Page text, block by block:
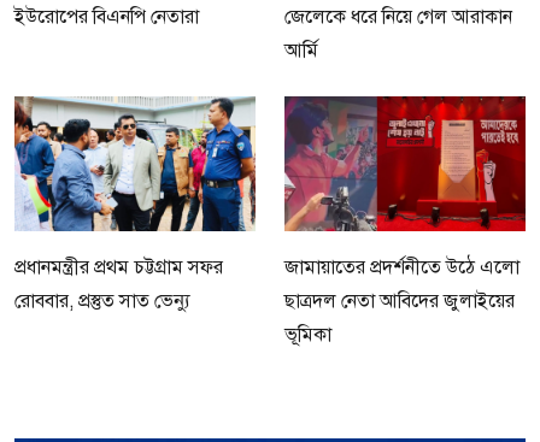
ইউরোপের বিএনপি নেতারা
জেলেকে ধরে নিয়ে গেল আরাকান
আর্মি
প্রধানমন্ত্রীর প্রথম চট্টগ্রাম সফর
রোববার, প্রস্তুত সাত ভেন্যু
জামায়াতের প্রদর্শনীতে উঠে এলো
ছাত্রদল নেতা আবিদের জুলাইয়ের
ভূমিকা